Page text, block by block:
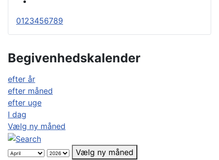
0123456789
Begivenhedskalender
efter år
efter måned
efter uge
I dag
Vælg ny måned
Vælg ny måned